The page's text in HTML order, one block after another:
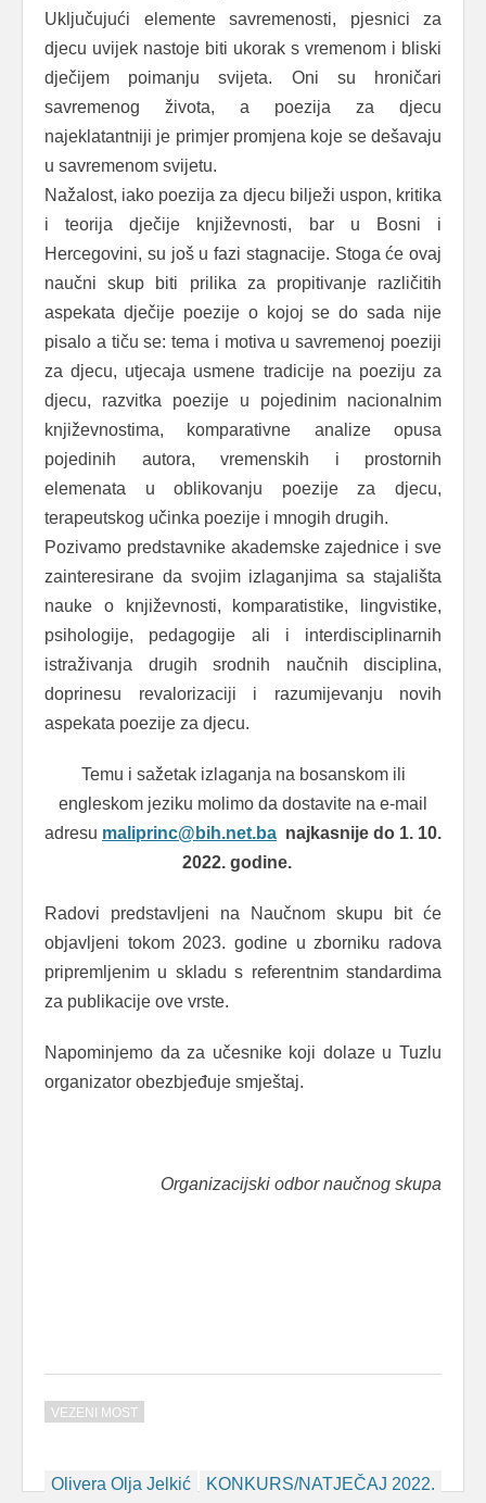
Uključujući elemente savremenosti, pjesnici za
djecu uvijek nastoje biti ukorak s vremenom i bliski
dječijem poimanju svijeta. Oni su hroničari
savremenog života, a poezija za djecu
najeklatantniji je primjer promjena koje se dešavaju
u savremenom svijetu.
Nažalost, iako poezija za djecu bilježi uspon, kritika
i teorija dječije književnosti, bar u Bosni i
Hercegovini, su još u fazi stagnacije. Stoga će ovaj
naučni skup biti prilika za propitivanje različitih
aspekata dječije poezije o kojoj se do sada nije
pisalo a tiču se: tema i motiva u savremenoj poeziji
za djecu, utjecaja usmene tradicije na poeziju za
djecu, razvitka poezije u pojedinim nacionalnim
književnostima, komparativne analize opusa
pojedinih autora, vremenskih i prostornih
elemenata u oblikovanju poezije za djecu,
terapeutskog učinka poezije i mnogih drugih.
Pozivamo predstavnike akademske zajednice i sve
zainteresirane da svojim izlaganjima sa stajališta
nauke o književnosti, komparatistike, lingvistike,
psihologije, pedagogije ali i interdisciplinarnih
istraživanja drugih srodnih naučnih disciplina,
doprinesu revalorizaciji i razumijevanju novih
aspekata poezije za djecu.
Temu i sažetak izlaganja na bosanskom ili
engleskom jeziku molimo da dostavite na e-mail
adresu maliprinc@bih.net.ba najkasnije do 1. 10.
2022. godine.
Radovi predstavljeni na Naučnom skupu bit će
objavljeni tokom 2023. godine u zborniku radova
pripremljenim u skladu s referentnim standardima
za publikacije ove vrste.
Napominjemo da za učesnike koji dolaze u Tuzlu
organizator obezbjeđuje smještaj.
Organizacijski odbor naučnog skupa
VEZENI MOST
Post
Olivera Olja Jelkić KONKURS/NATJEČAJ 2022.